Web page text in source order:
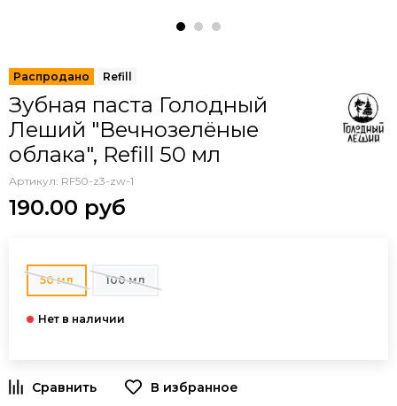
Зубная паста Голодный
Леший "Вечнозелёные
облака", Refill 50 мл
Артикул: RF50-z3-zw-1
190.00 руб
50 мл 100 мл
В избранное